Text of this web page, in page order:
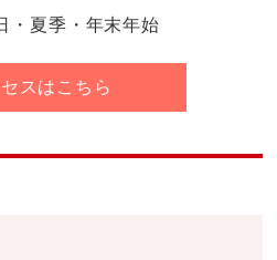
・夏季・年末年始
スはこちら